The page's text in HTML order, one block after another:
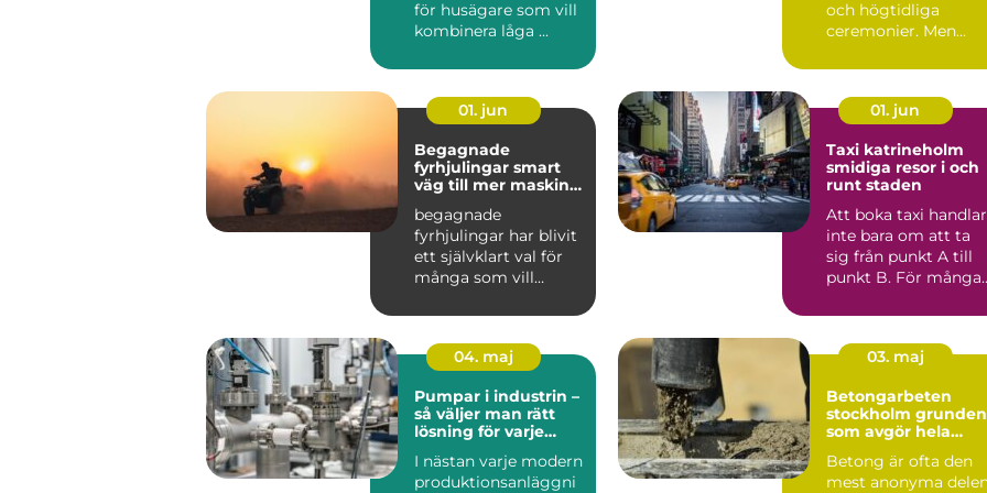
för husägare som vill
kombinera låga ...
och högtidliga
ceremonier. Men
betydlig...
01. jun
Begagnade
fyrhjulingar smart
väg till mer maskin
begagnade
fyrhjulingar har blivit
ett självklart val för
många som vill
fritid ...
01. jun
Taxi katrineholm
smidiga resor i och
runt staden
Att boka taxi handlar
inte bara om att ta
sig från punkt A till
punkt B. För många
04. maj
Pumpar i industrin –
så väljer man rätt
lösning för varje
I nästan varje modern
produktionsanläggni
03. maj
Betongarbeten
stockholm grunden
som avgör hela
Betong är ofta den
mest anonyma